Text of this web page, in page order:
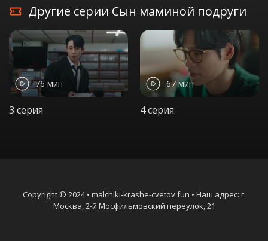
Другие серии Сын маминой подруги
76 мин
3 серия
67 мин
4 серия
Copyright © 2024 • malchiki-krashe-cvetov.fun • Наш адрес: г.
Москва, 2-й Мосфильмовский переулок, 21